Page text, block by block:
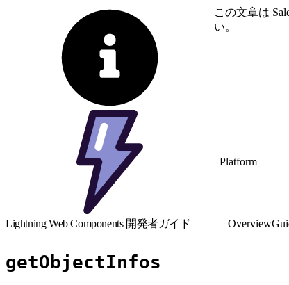
この文章は
い。
Platform
Lightning Web Components 開発者ガイド Overview
getObjectInfos